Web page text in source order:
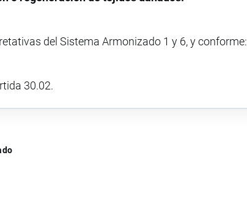
del Sistema Armonizado 1 y 6, y conforme:
30.02.